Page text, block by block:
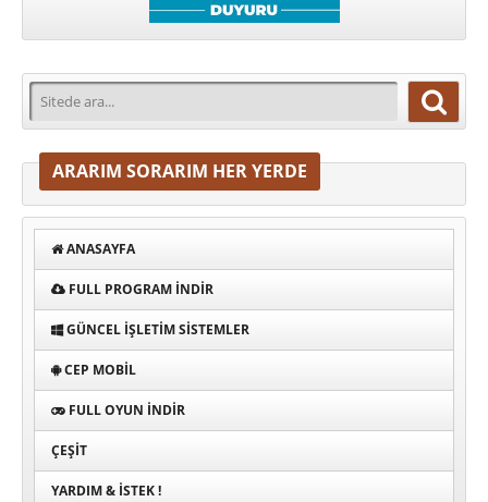
ARARIM SORARIM HER YERDE
ANASAYFA
FULL PROGRAM INDIR
GÜNCEL İŞLETIM SISTEMLER
CEP MOBIL
FULL OYUN İNDIR
ÇEŞIT
YARDIM & İSTEK !